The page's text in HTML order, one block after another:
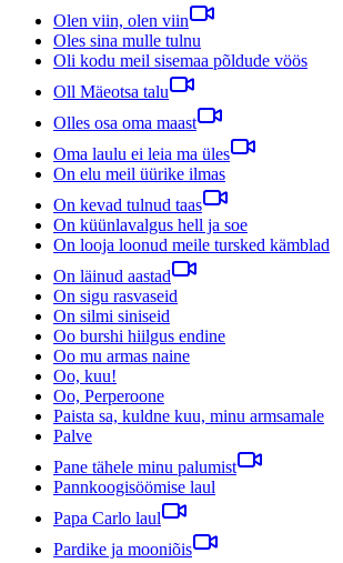
Olen viin, olen viin
Oles sina mulle tulnu
Oli kodu meil sisemaa põldude vöös
Oll Mäeotsa talu
Olles osa oma maast
Oma laulu ei leia ma üles
On elu meil üürike ilmas
On kevad tulnud taas
On küünlavalgus hell ja soe
On looja loonud meile tursked kämblad
On läinud aastad
On sigu rasvaseid
On silmi siniseid
Oo burshi hiilgus endine
Oo mu armas naine
Oo, kuu!
Oo, Perperoone
Paista sa, kuldne kuu, minu armsamale
Palve
Pane tähele minu palumist
Pannkoogisöömise laul
Papa Carlo laul
Pardike ja mooniõis